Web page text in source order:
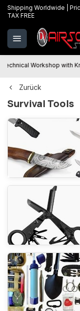
Shipping Worldwide |
TAX FREE
Technical Workshop with
Zurück
Survival Tools